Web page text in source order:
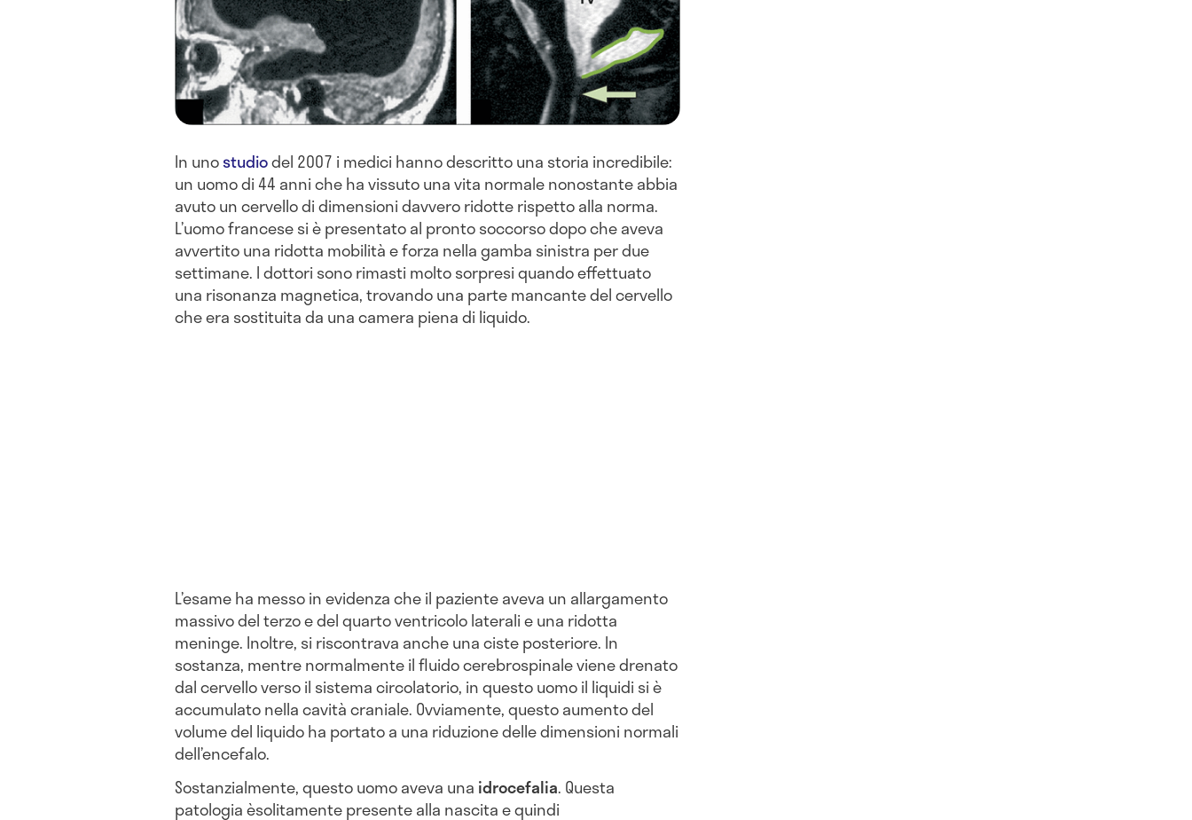
In unostudiodel 2007 i medici hanno descritto una storia incredibile:
un uomo di 44 anni che ha vissuto una vita normale nonostante abbia
avuto un cervello di dimensioni davvero ridotte rispetto alla norma.
L’uomo francese si è presentato al pronto soccorso dopo che aveva
avvertito una ridotta mobilità e forza nella gamba sinistra per due
settimane. I dottori sono rimasti molto sorpresi quando effettuato
una risonanza magnetica, trovando una parte mancante del cervello
che era sostituita da una camera piena di liquido.
L’esame ha messo in evidenza che il paziente aveva un allargamento
massivo del terzo e del quarto ventricolo laterali e una ridotta
meninge. Inoltre, si riscontrava anche una ciste posteriore. In
sostanza, mentre normalmente il fluido cerebrospinale viene drenato
dal cervello verso il sistema circolatorio, in questo uomo il liquidi si è
accumulato nella cavità craniale. Ovviamente, questo aumento del
volume del liquido ha portato a una riduzione delle dimensioni normali
dell’encefalo.
Sostanzialmente, questo uomo aveva una idrocefalia. Questa
patologia èsolitamente presente alla nascita e quindi